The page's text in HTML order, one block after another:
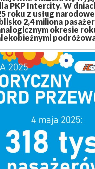
PKP Intercity. W
roku z usług
2,4 miliona
okresie